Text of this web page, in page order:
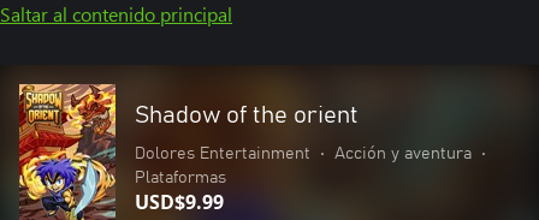
Saltar al contenido principal
Shadow of the orient
Dolores Entertainment • Acción y aventura
•
Plataformas
USD$9.99